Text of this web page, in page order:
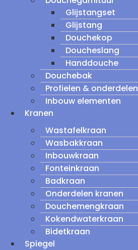
Glijstangset
Glijstang
Douchekop
Doucheslang
Handdouche
Douchebak
Profielen & onderdelen
Inbouw elementen
Kranen
Wastafelkraan
Wasbakkraan
Inbouwkraan
Fonteinkraan
Badkraan
Onderdelen kranen
Douchemengkraan
Kokendwaterkraan
Bidetkraan
Spiegel